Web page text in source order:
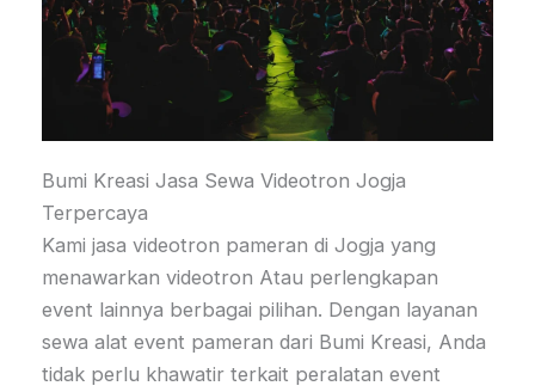
Bumi Kreasi Jasa Sewa Videotron Jogja
Terpercaya
Kami jasa videotron pameran di Jogja yang
menawarkan videotron Atau perlengkapan
event lainnya berbagai pilihan. Dengan layanan
sewa alat event pameran dari Bumi Kreasi, Anda
tidak perlu khawatir terkait peralatan event